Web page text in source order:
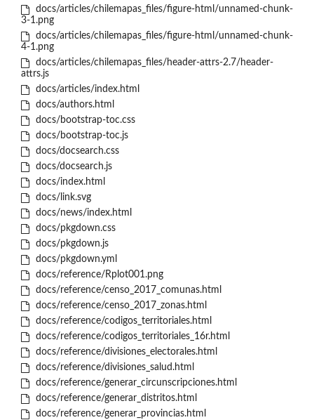
docs/articles/chilemapas_files/figure-html/unnamed-chunk-
3-1.png
docs/articles/chilemapas_files/figure-html/unnamed-chunk-
4-1.png
docs/articles/chilemapas_files/header-attrs-2.7/header-
attrs.js
docs/articles/index.html
docs/authors.html
docs/bootstrap-toc.css
docs/bootstrap-toc.js
docs/docsearch.css
docs/docsearch.js
docs/index.html
docs/link.svg
docs/news/index.html
docs/pkgdown.css
docs/pkgdown.js
docs/pkgdown.yml
docs/reference/Rplot001.png
docs/reference/censo_2017_comunas.html
docs/reference/censo_2017_zonas.html
docs/reference/codigos_territoriales.html
docs/reference/codigos_territoriales_16r.html
docs/reference/divisiones_electorales.html
docs/reference/divisiones_salud.html
docs/reference/generar_circunscripciones.html
docs/reference/generar_distritos.html
docs/reference/generar_provincias.html